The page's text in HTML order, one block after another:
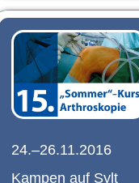
24.–26.11.2016
Kampen auf Sylt